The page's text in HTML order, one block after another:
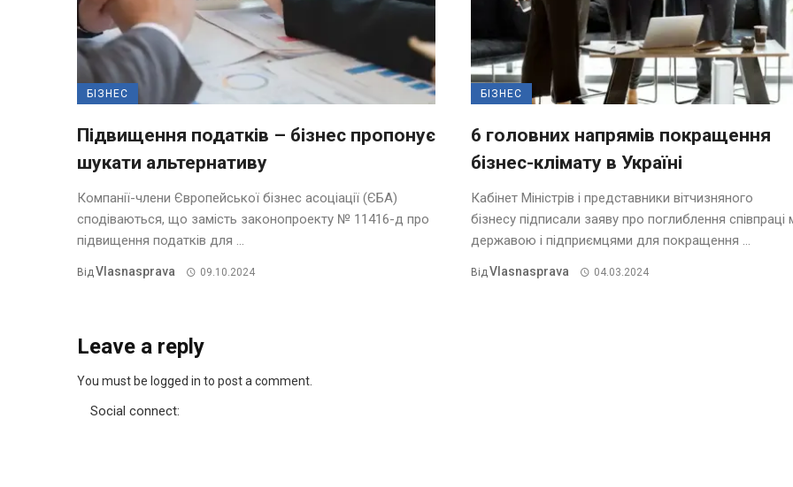
БІЗНЕС
Підвищення податків – бізнес пропонує
шукати альтернативу
Компанії-члени Європейської бізнес асоціації (ЄБА)
сподіваються, що замість законопроекту № 11416-д про
підвищення податків для ...
ВідVlasnasprava 09.10.2024
БІЗНЕС
6 головних напрямів покращення
бізнес-клімату в Україні
Кабінет Міністрів і представники вітчизняного
бізнесу підписали заяву про поглиблення співпраці
державою і підприємцями для покращення ...
ВідVlasnasprava 04.03.2024
Leave a reply
You must be logged in to post a comment.
Social connect: